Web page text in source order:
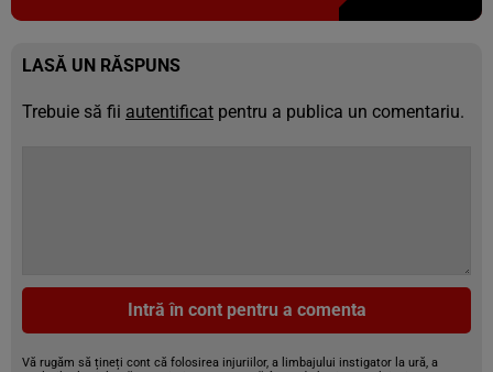
LASĂ UN RĂSPUNS
Trebuie să fii autentificat pentru a publica un comentariu.
Intră în cont pentru a comenta
Vă rugăm să țineți cont că folosirea injuriilor, a limbajului instigator la ură, a